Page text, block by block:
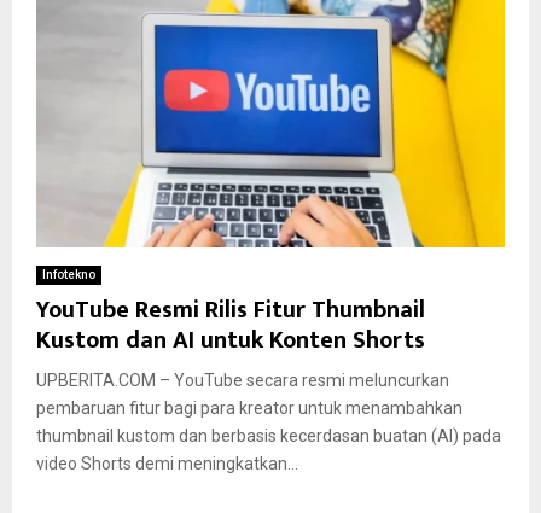
Infotekno
YouTube Resmi Rilis Fitur Thumbnail
Kustom dan AI untuk Konten Shorts
UPBERITA.COM – YouTube secara resmi meluncurkan
pembaruan fitur bagi para kreator untuk menambahkan
thumbnail kustom dan berbasis kecerdasan buatan (AI) pada
video Shorts demi meningkatkan...